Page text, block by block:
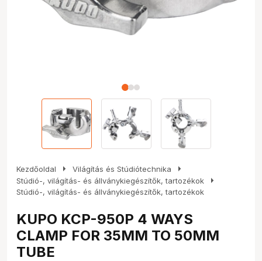
Kezdőoldal arrow_right Világítás és Stúdiótechnika arrow_right
Stúdió-, világítás- és állványkiegészítők, tartozékok arrow_right
Stúdió-, világítás- és állványkiegészítők, tartozékok
KUPO KCP-950P 4 WAYS
CLAMP FOR 35MM TO 50MM
TUBE